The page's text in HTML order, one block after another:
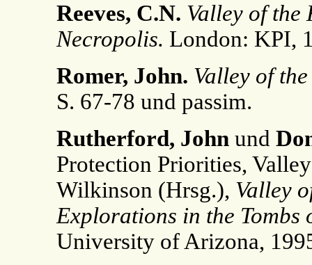
Reeves, C.N. Valley of the
Necropolis. London: KPI,
Romer, John. Valley of
S. 67-78 und passim.
Rutherford, John und
Protection Priorities,
Wilkinson (Hrsg.), Valley
Explorations in the Tombs
University of Arizona,